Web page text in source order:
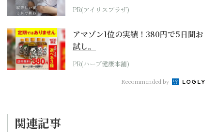
PR(アイリスプラザ)
アマゾン1位の実績！380円で5日間お
試し。
PR(ハーブ健康本舗)
Recommended by
関連記事